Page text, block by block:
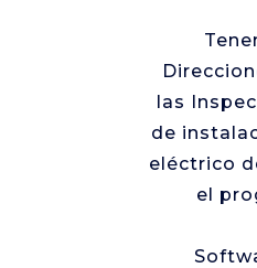
las
de
eléctrico
el